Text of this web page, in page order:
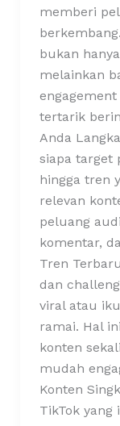
memberi
bukan
melainkan
tertarik
Anda
siapa target
hingga tren
relevan
peluang
komentar,
Tren
dan
viral atau
ramai. Hal
konten
mudah
Konten
TikTok yang